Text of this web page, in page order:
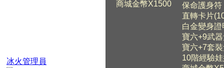
冰火管理員
商城金幣X1500
保命護身符
直轉卡片
白金變身證
寶六+9武
寶六+7套
10階經驗